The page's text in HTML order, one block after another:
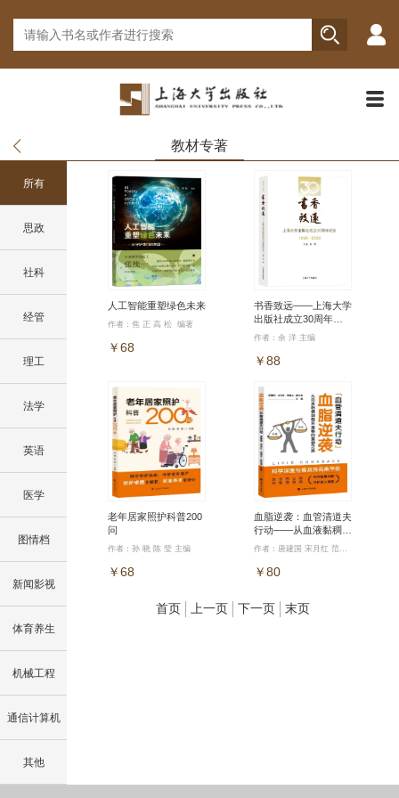
教材专著
所有
思政
社科
经管
理工
法学
英语
医学
图情档
新闻影视
体育养生
机械工程
通信计算机
其他
人工智能重塑绿色未来
作者：焦 正 高 松 编著
￥68
书香致远——上海大学
出版社成立30周年纪
念（1996—2026）
作者：余 洋 主编
￥88
老年居家照护科普200
问
作者：孙 晓 陈 莹 主编
￥68
血脂逆袭：血管清道夫
行动——从血液黏稠到
循环通畅的重塑之路 作者：唐建国 宋月红 范晓方 陈军香 主编
￥80
首页 上一页 下一页 末页